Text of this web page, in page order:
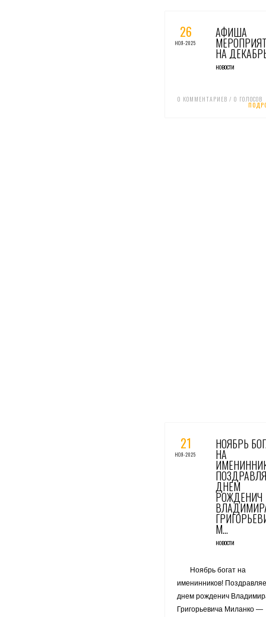
26
НОЯ-2025
АФИША
НА
НОВОСТИ
0 КОММЕНТАРИЕВ / 0 ГОЛОСОВ
21
НОЯ-2025
НОЯБРЬ
НА
ДНЕМ
РОЖДЕНИЧ
М…
НОВОСТИ
Ноябрь богат на
именинников!
днем рожденич
Григорьевича Миланко —